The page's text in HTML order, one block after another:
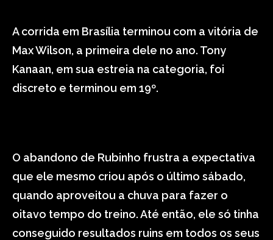
A corrida em Brasília terminou com a vitória de
Max Wilson, a primeira dele no ano. Tony
Kanaan, em sua estreia na categoria, foi
discreto e terminou em 19º.
O abandono de Rubinho frustra a expectativa
que ele mesmo criou após o último sábado,
quando aproveitou a chuva para fazer o
oitavo tempo do treino. Até então, ele só tinha
conseguido resultados ruins em todos os seus